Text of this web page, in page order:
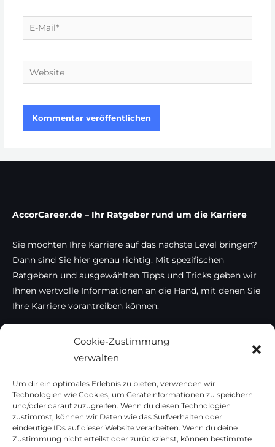
Cookie-Zustimmung
verwalten
Um dir ein optimales Erlebnis zu bieten, verwenden wir
Technologien wie Cookies, um Geräteinformationen zu speichern
und/oder darauf zuzugreifen. Wenn du diesen Technologien
zustimmst, können wir Daten wie das Surfverhalten oder
eindeutige IDs auf dieser Website verarbeiten. Wenn du deine
Zustimmung nicht erteilst oder zurückziehst, können bestimmte
E-
Mail*
Website
AccorCareer.de – Ihr Ratgeber rund um die Karriere
Sie möchten Ihre Karriere auf das nächste Level bringen?
Dann sind Sie hier genau richtig. Mit spezifischen
Ratgebern und ausgewählten Tipps und Tricks geben wir
Ihnen wertvolle Informationen an die Hand, mit denen Sie
Ihre Karriere vorantreiben können.
Karriere
Studium
Impressum
Datenschutzerklärung